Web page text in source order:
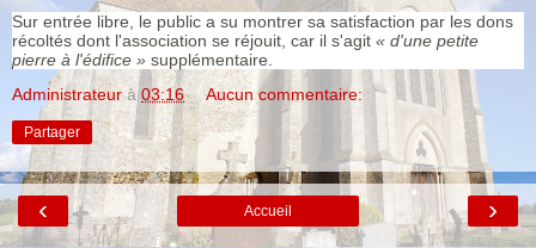
Sur entrée libre, le public a su montrer sa satisfaction par les dons
récoltés dont l'association se réjouit, car il s'agit « d'une petite
pierre à l'édifice » supplémentaire.
Administrateur à03:16 Aucun commentaire:
Partager
‹ ›
Accueil